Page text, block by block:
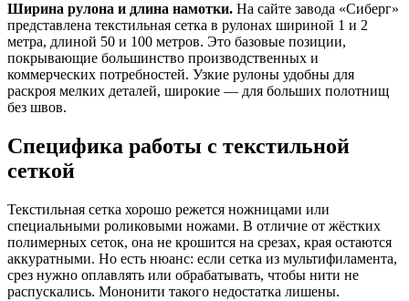
Ширина рулона и длина намотки. На сайте завода «Сиберг»
представлена текстильная сетка в рулонах шириной 1 и 2
метра, длиной 50 и 100 метров. Это базовые позиции,
покрывающие большинство производственных и
коммерческих потребностей. Узкие рулоны удобны для
раскроя мелких деталей, широкие — для больших полотнищ
без швов.
Специфика работы с текстильной
сеткой
Текстильная сетка хорошо режется ножницами или
специальными роликовыми ножами. В отличие от жёстких
полимерных сеток, она не крошится на срезах, края остаются
аккуратными. Но есть нюанс: если сетка из мультифиламента,
срез нужно оплавлять или обрабатывать, чтобы нити не
распускались. Мононити такого недостатка лишены.